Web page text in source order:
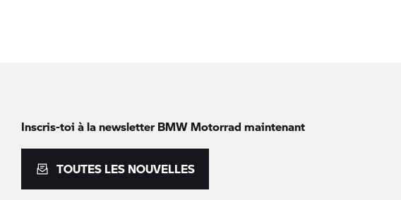
Inscris-toi à la newsletterBMW Motorrad maintenant
TOUTES LES NOUVELLES